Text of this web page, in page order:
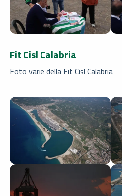
Fit Cisl Calabria
Foto varie della Fit Cisl Calabria